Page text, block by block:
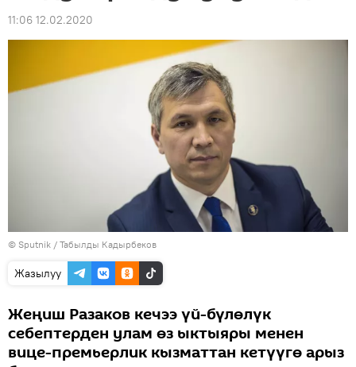
11:06 12.02.2020
© Sputnik / Табылды Кадырбеков
Жазылуу
Жеңиш Разаков кечээ үй-бүлөлүк
себептерден улам өз ыктыяры менен
вице-премьерлик кызматтан кетүүгө арыз